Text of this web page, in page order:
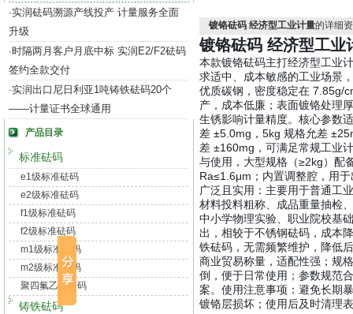
·实润砝码溯源产线投产 计量服务全面
升级
·时隔两月客户月底中标 实润E2/F2砝码
签约全款交付
·实润出口尼日利亚1吨铸铁砝码20个
——计量证书全球通用
产品目录
标准砝码
e1级标准砝码
e2级标准砝码
f1级标准砝码
f2级标准砝码
m1级标准砝码
m2级标准砝码
聚四氟乙烯砝码
铸铁砝码
镀铬砝码 经济型工业计量的详细
镀铬砝码 经济型工业
本款镀铬砝码主打经济型工业
求适中、成本敏感的工业场景
优质碳钢，密度稳定在 7.85g/
产，成本低廉；表面镀铬处理
生锈影响计量精度。 核心参数
差 ±5.0mg，5kg 规格允差
差 ±160mg，可满足常规工业
与使用，大型规格（≥2kg）配
Ra≤1.6μm；内置调整腔，用
广泛且实用：主要用于普通工
材料投料粗称、成品重量抽检
中小学物理实验、职业院校基
出，相较于不锈钢砝码，成本
铁砝码，无需频繁维护，降低
商业贸易称量，适配性强；规
倒，便于日常使用；参数规范
案。 使用注意事项：避免长期
镀铬层损坏；使用后及时清理